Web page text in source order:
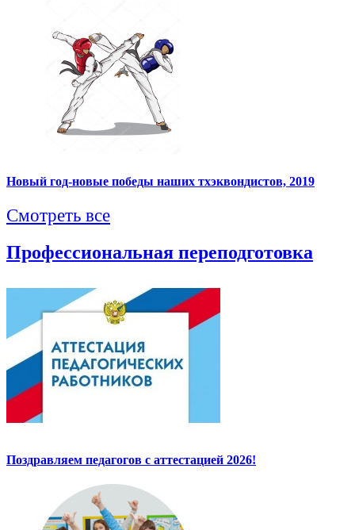
Новый год-новые победы наших тхэквондистов, 2019
Смотреть все
Профессиональная переподготовка
Поздравляем педагогов с аттестацией 2026!